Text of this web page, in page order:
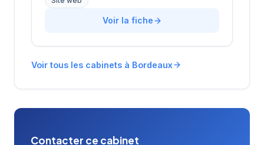
et satisfaction client (93%).
Voir la fiche
Voir tous les cabinets à Bordeaux
Contacter ce cabinet